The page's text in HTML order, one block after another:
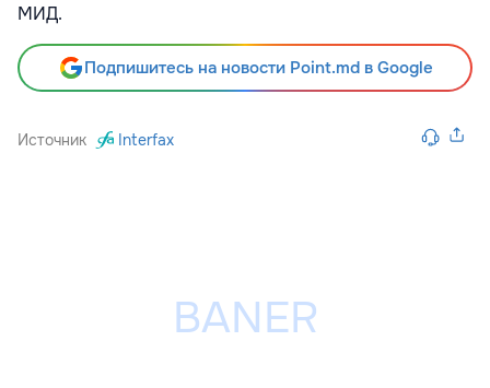
МИД.
Подпишитесь на новости Point.md в Google
Источник Interfax